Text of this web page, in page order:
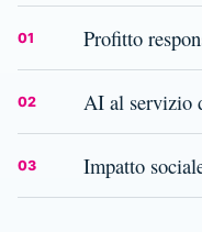
01 Profitto
02 AI al servizio
03 Impatto